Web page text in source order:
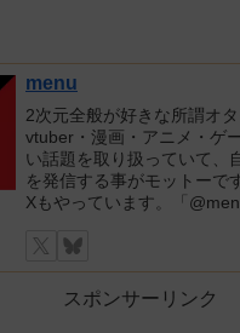
menu
2次元全般が好きな所謂オタ
vtuber・漫画・アニメ・ゲ
い話題を取り扱っていて、
を発信する事がモットーで
Xもやっています。「
スポンサーリンク